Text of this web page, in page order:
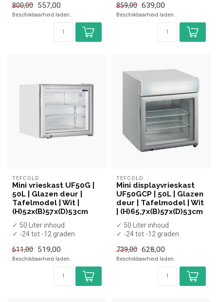
✓ Statisch
✓...
800,00 557,00
Beschikbaarheid laden..
✓ Statisch
✓ Breedte 58...
859,00 639,00
Beschikbaarheid laden..
TEFCOLD
Mini vrieskast UF50G |
50L | Glazen deur |
Tafelmodel | Wit |
(H)52x(B)57x(D)53cm
✓ 50 Liter inhoud
✓ -24 tot -12 graden
✓ Breedte 57 cm, diepte 53
...
611,00 519,00
Beschikbaarheid laden..
TEFCOLD
Mini displayvrieskast
UF50GCP | 50L | Glazen
deur | Tafelmodel | Wit
| (H)65,7x(B)57x(D)53cm
✓ 50 Liter inhoud
✓ -24 tot -12 graden
✓ Breedte 57 cm, diepte 53
...
739,00 628,00
Beschikbaarheid laden..